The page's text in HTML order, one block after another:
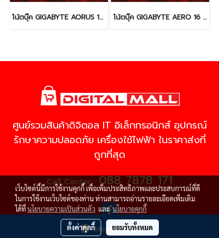
Message Us
โน้ตบุ๊ค GIGABYTE AORUS 17 XE5-73TH534GH (Notebook) โน้ตบุ๊ค GIGABYTE AERO 16 XE4-73TH914AH (Notebook)
ศูนย์รวมสินค้าดิจิตอล IT อิเล็กทรอนิกส์ อุปกรณ์
รักษาความปลอดภัย เครื่องใช้ไฟฟ้า ในราคาส่งที่
ถูกที่สุด
Call Center : 088 7878 171
เว็บไซต์นี้มีการใช้งานคุกกี้ เพื่อเพิ่มประสิทธิภาพและประสบการณ์ที่ดี
ในการใช้งานเว็บไซต์ของท่าน ท่านสามารถอ่านรายละเอียดเพิ่มเติม
ได้ที่นโยบายความเป็นส่วนตัว และนโยบายคุกกี้
ตั้งค่าคุกกี้ ยอมรับทั้งหมด